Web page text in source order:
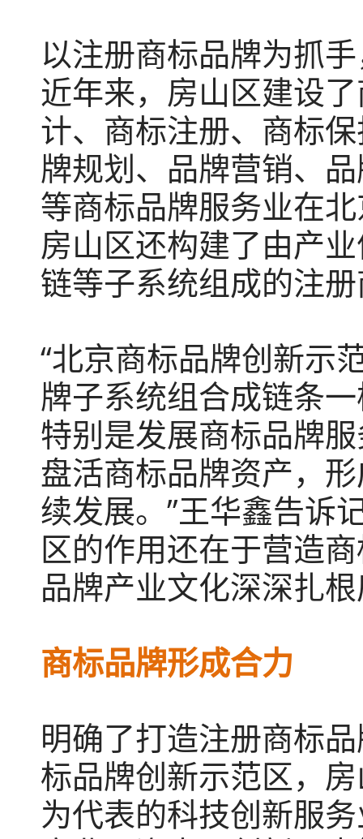
以注册商标品牌为抓
近年来，房山区建设
计、商标注册、商标
牌规划、品牌营销、
等商标品牌服务业在
房山区还构建了由产
链等子系统组成的注
“北京商标品牌创新示
牌子系统组合成链条
特别是发展商标品牌
盘活商标品牌资产，
续发展。”王华鑫告诉
区的作用还在于营造
品牌产业文化深深扎
商标品牌形成合力
明确了打造注册商标
标品牌创新示范区，
为代表的科技创新服